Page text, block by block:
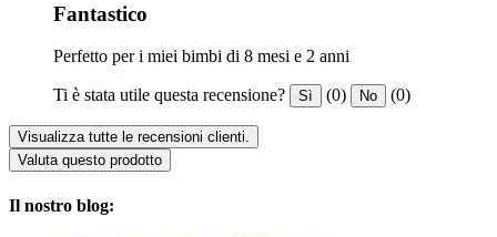
Fantastico
Perfetto per i miei bimbi di 8 mesi e 2 anni
Ti è stata utile questa recensione? Sì (0) No (0)
Visualizza tutte le recensioni clienti.
Valuta questo prodotto
Il nostro blog: